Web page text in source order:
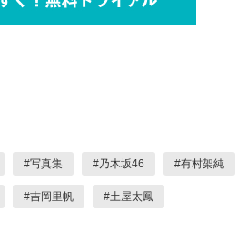
#写真集 #乃木坂46 #有村架純
#吉岡里帆 #土屋太鳳